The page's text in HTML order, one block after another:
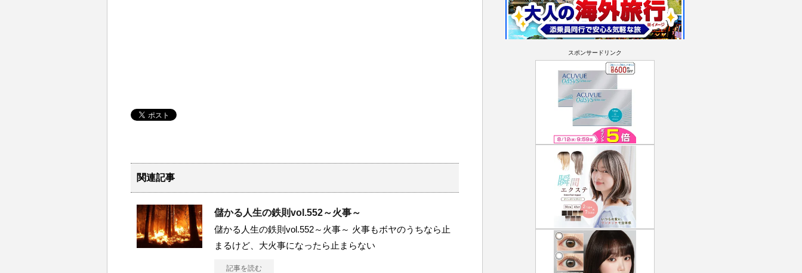
関連記事
儲かる人生の鉄則vol.552～火事～
儲かる人生の鉄則vol.552～火事～ 火事もボヤのうちなら止
まるけど、大火事になったら止まらない
記事を読む
スポンサードリンク